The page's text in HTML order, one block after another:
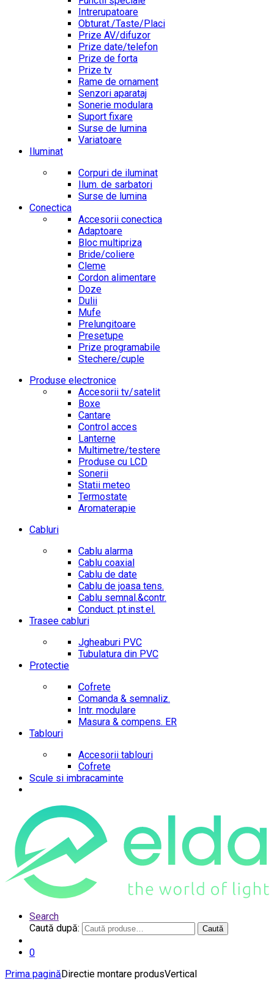
Intrerupatoare
Obturat./Taste/Placi
Prize AV/difuzor
Prize date/telefon
Prize de forta
Prize tv
Rame de ornament
Senzori aparataj
Sonerie modulara
Suport fixare
Surse de lumina
Variatoare
Iluminat
Corpuri de iluminat
Ilum. de sarbatori
Surse de lumina
Conectica
Accesorii conectica
Adaptoare
Bloc multipriza
Bride/coliere
Cleme
Cordon alimentare
Doze
Dulii
Mufe
Prelungitoare
Presetupe
Prize programabile
Stechere/cuple
Produse electronice
Accesorii tv/satelit
Boxe
Cantare
Control acces
Lanterne
Multimetre/testere
Produse cu LCD
Sonerii
Statii meteo
Termostate
Aromaterapie
Cabluri
Cablu alarma
Cablu coaxial
Cablu de date
Cablu de joasa tens.
Cablu semnal.&contr.
Conduct. pt.inst.el.
Trasee cabluri
Jgheaburi PVC
Tubulatura din PVC
Protectie
Cofrete
Comanda & semnaliz.
Intr. modulare
Masura & compens. ER
Tablouri
Accesorii tablouri
Cofrete
Scule si imbracaminte
Search
Caută după:
Caută
0
Prima paginăDirectie montare produsVertical